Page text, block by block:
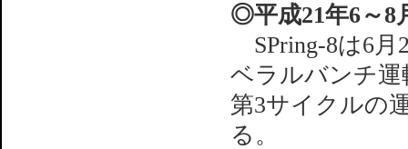
◎平成21年6～8
SPring-8は6月
ベラルバンチ
第3サイクルの
る。